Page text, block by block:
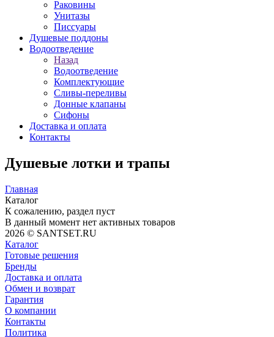
Раковины
Унитазы
Писсуары
Душевые поддоны
Водоотведение
Назад
Водоотведение
Комплектующие
Сливы-переливы
Донные клапаны
Сифоны
Доставка и оплата
Контакты
Душевые лотки и трапы
Главная
Каталог
К сожалению, раздел пуст
В данный момент нет активных товаров
2026 © SANTSET.RU
Каталог
Готовые решения
Бренды
Доставка и оплата
Обмен и возврат
Гарантия
О компании
Контакты
Политика